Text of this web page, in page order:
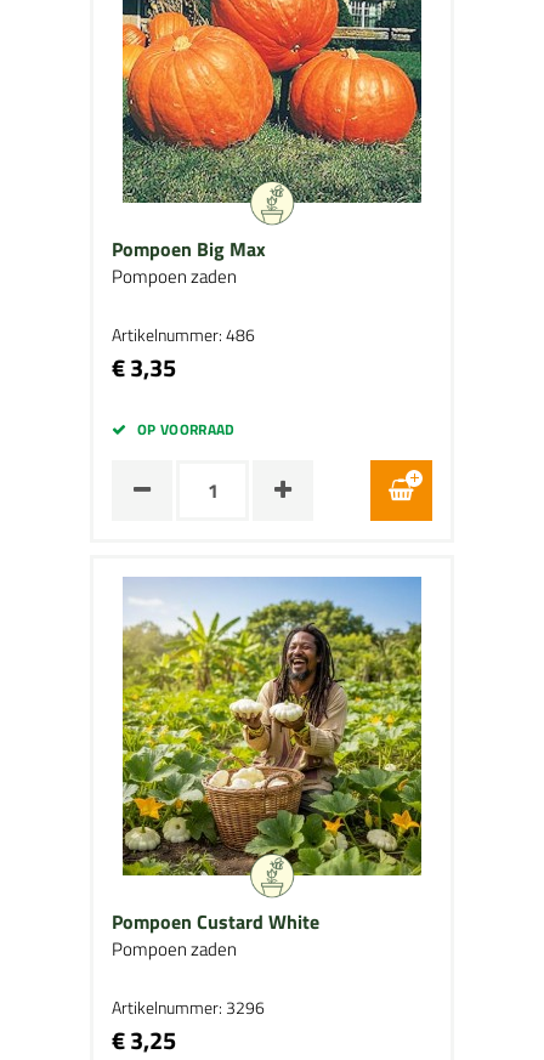
Pompoen Big Max
Pompoen zaden
Artikelnummer: 486
€ 3,35
OP VOORRAAD
Pompoen Custard White
Pompoen zaden
Artikelnummer: 3296
€ 3,25